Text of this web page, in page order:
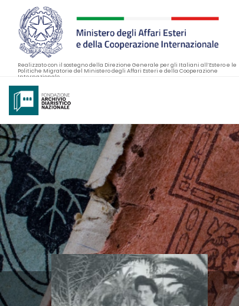
Realizzato con il sostegno della Direzione Generale per gli Italiani all’Estero e le
Politiche Migratorie del Ministero degli Affari Esteri e della Cooperazione
Internazionale